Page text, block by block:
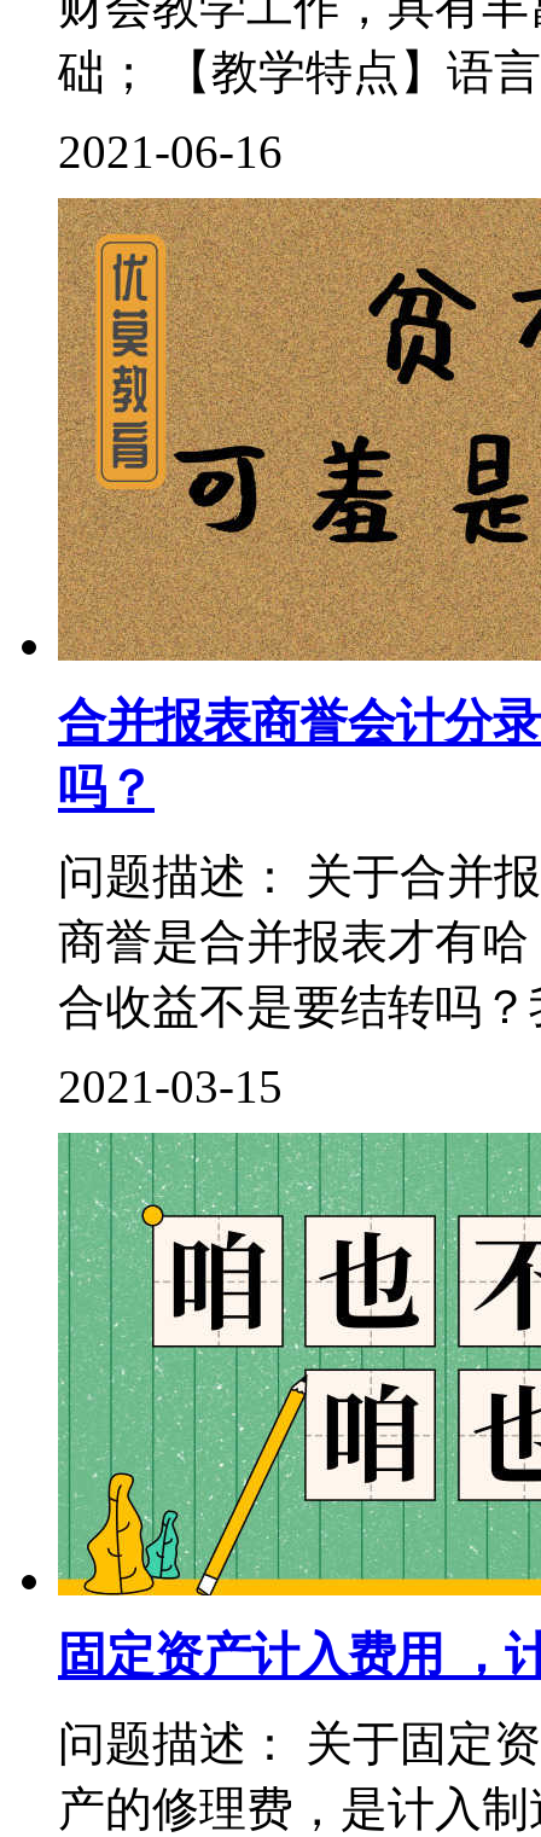
础； 【教学特点】语
2021-06-16
合并报表商誉会计分
吗？
问题描述： 关于合并
商誉是合并报表才有
合收益不是要结转吗
2021-03-15
固定资产计入费用 ，
问题描述： 关于固定
产的修理费，是计入